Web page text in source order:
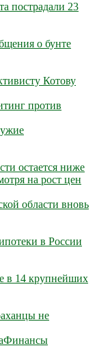
пострадали 23
о бунте
Котову
против
остается ниже
на рост цен
области вновь
в России
в 14 крупнейших
не
Финансы